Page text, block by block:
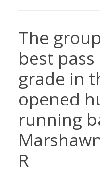
The
best
grade in
opened
running
R